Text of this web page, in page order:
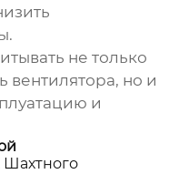
не только
вентилятора, но и
и
Шахтного